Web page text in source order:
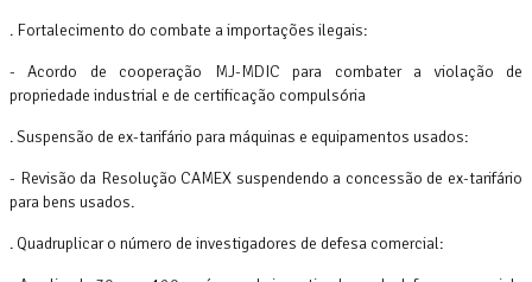
. Fortalecimento do combate a importações ilegais:
- Acordo de cooperação MJ-MDIC para combater a violação de
propriedade industrial e de certificação compulsória
. Suspensão de ex-tarifário para máquinas e equipamentos usados:
- Revisão da Resolução CAMEX suspendendo a concessão de ex-tarifário
para bens usados.
. Quadruplicar o número de investigadores de defesa comercial: